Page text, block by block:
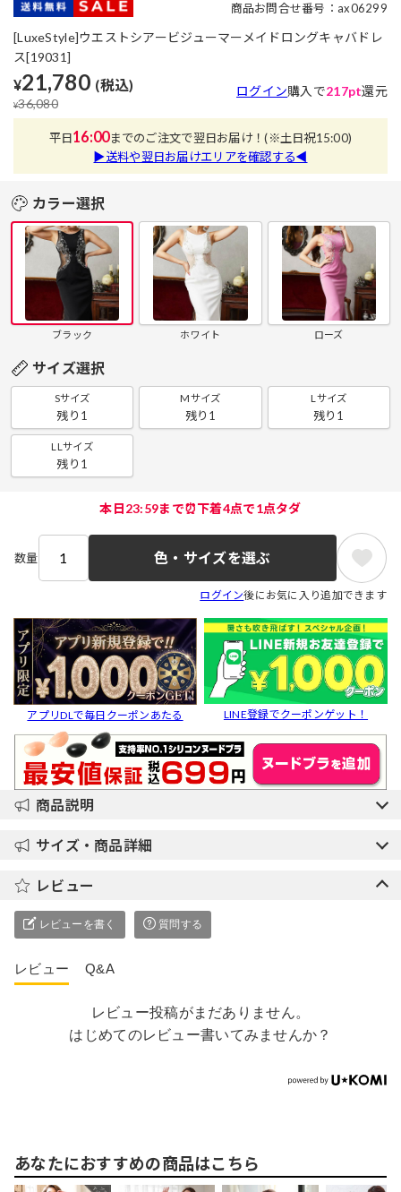
商品お問合せ番号：ax06299
[LuxeStyle]ウエストシアービジューマーメイドロングキャバドレ
ス[19031]
¥21,780 (税込)
¥36,080
ログイン購入で217pt還元
平日16:00までのご注文で翌日お届け！(※土日祝15:00)
▶送料や翌日お届けエリアを確認する◀
カラー選択
ブラック ホワイト ローズ
サイズ選択
Sサイズ
残り1
Mサイズ
残り1
Lサイズ
残り1
LLサイズ
残り1
本日23:59まで⏰下着4点で1点タダ
数量 色・サイズを選ぶ
ログイン後にお気に入り追加できます
アプリDLで毎日クーポンあたる LINE登録でクーポンゲット！
商品説明
サイズ・商品詳細
レビュー
レビューを書く 質問する
レビュー Q&A
レビュー投稿がまだありません。
はじめてのレビュー書いてみませんか？
あなたにおすすめの商品はこちら